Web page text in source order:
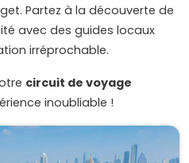
Partez à la découverte de
avec des guides locaux
irréprochable.
circuit de voyage
inoubliable !